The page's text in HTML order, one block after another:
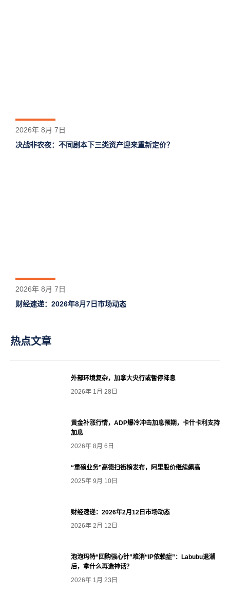
2026年 8月 7日
决战非农夜：不同剧本下三类资产迎来重新定价？
2026年 8月 7日
财经速递：2026年8月7日市场动态
热点文章
外部环境复杂，加拿大央行或暂停降息
2026年 1月 28日
黄金补涨行情，ADP爆冷冲击加息预期，卡什卡利支持
加息
2026年 8月 6日
“重磅业务”高德扫街榜发布，阿里股价继续飙高
2025年 9月 10日
财经速递：2026年2月12日市场动态
2026年 2月 12日
泡泡玛特“回购强心针”难消“IP依赖症”：Labubu退潮
后，拿什么再造神话？
2026年 1月 23日